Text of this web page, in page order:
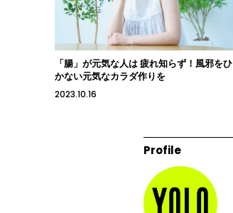
「腸」が元気な人は 疲れ知らず！風邪をひ
かない元気なカラダ作りを
2023.10.16
Profile